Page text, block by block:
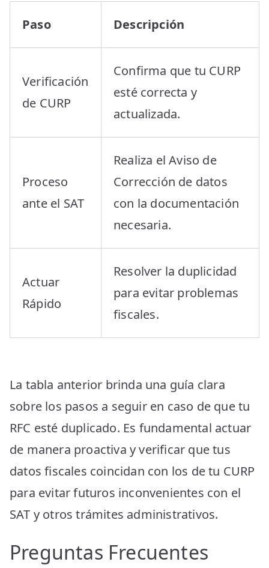
Paso Descripción
Verificación
de CURP
Confirma que tu CURP
esté correcta y
actualizada.
Proceso
ante el SAT
Realiza el Aviso de
Corrección de datos
con la documentación
necesaria.
Actuar
Rápido
Resolver la duplicidad
para evitar problemas
fiscales.
La tabla anterior brinda una guía clara
sobre los pasos a seguir en caso de que tu
RFC esté duplicado. Es fundamental actuar
de manera proactiva y verificar que tus
datos fiscales coincidan con los de tu CURP
para evitar futuros inconvenientes con el
SAT y otros trámites administrativos.
Preguntas Frecuentes